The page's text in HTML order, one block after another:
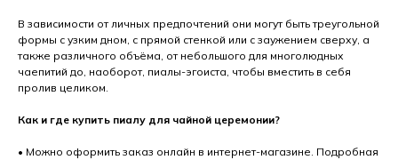
В зависимости от личных предпочтений они могут быть треугольной
формы с узким дном, с прямой стенкой или с заужением сверху, а
также различного объёма, от небольшого для многолюдных
чаепитий до, наоборот, пиалы-эгоиста, чтобы вместить в себя
пролив целиком.
Как и где купить пиалу для чайной церемонии?
• Можно оформить заказ онлайн в интернет-магазине. Подробная